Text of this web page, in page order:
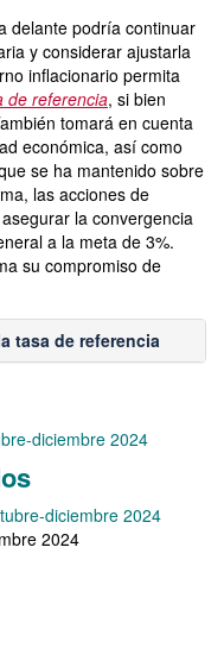
delante podría continuar
y considerar ajustarla
inflacionario permita
de referencia, si bien
tomará en cuenta
económica, así como
se ha mantenido sobre
las acciones de
la convergencia
a la meta de 3%.
su compromiso de
tasa de referencia
diciembre 2024
diciembre 2024
2024